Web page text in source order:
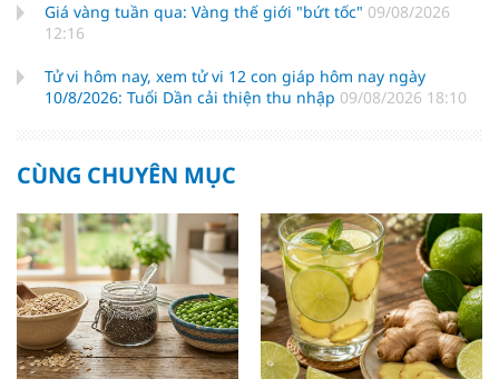
Giá vàng tuần qua: Vàng thế giới "bứt tốc" 09/08/2026
12:16
Tử vi hôm nay, xem tử vi 12 con giáp hôm nay ngày
10/8/2026: Tuổi Dần cải thiện thu nhập 09/08/2026 18:10
CÙNG CHUYÊN MỤC